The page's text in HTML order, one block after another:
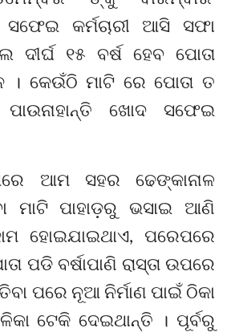
କର୍ମଚାରୀ ଆସି ସଫା
ଦୀର୍ଘ ୧୫ ବର୍ଷ ହେବ ପୋତା
। କେଉଁଠି ମାଟି ରେ ପୋତା ତ
ଖୋଦ ସଫେଇ
ଆମ ସହର ଢେଙ୍କାନାଳ
ମାଟି ପାହାଡ଼ରୁ ଭସାଇ ଆଣି
ହୋଇଯାଇଥାଏ, ପରେପରେ
ପଡି ବର୍ଷାପାଣି ରାସ୍ତା ଉପରେ
ପରେ ନୂଆ ନିର୍ମାଣ ପାଇଁ ଠିକା
ଟେକି ଦେଇଥାନ୍ତି । ପୂର୍ବରୁ